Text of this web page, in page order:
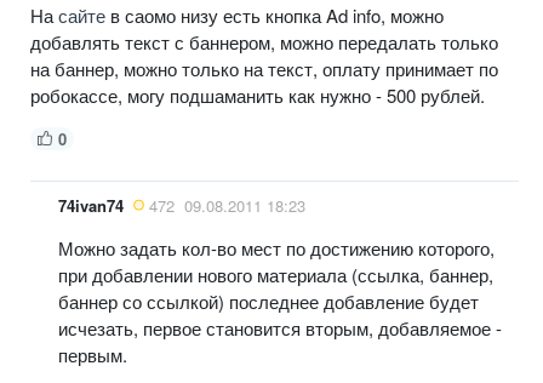
Насайте в саомо низу есть кнопка Ad info, можно
добавлять текст с баннером, можно передалать только
на баннер, можно только на текст, оплату принимает по
робокассе, могу подшаманить как нужно - 500 рублей.
0
74ivan74 472 09.08.2011 18:23
Можно задать кол-во мест по достижению которого,
при добавлении нового материала (ссылка, баннер,
баннер со ссылкой) последнее добавление будет
исчезать, первое становится вторым, добавляемое -
первым.